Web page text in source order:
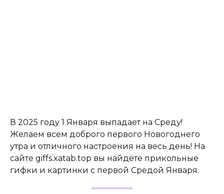
В 2025 году 1 Января выпадает на Среду!
Желаем всем доброго первого Новогоднего
утра и отличного настроения на весь день! На
сайте giffs.xatab.top вы найдёте прикольные
гифки и картинки с первой Средой Января.